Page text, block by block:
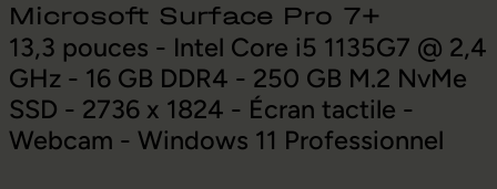
Microsoft Surface Pro 7+
13,3 pouces - Intel Core i5 1135G7 @ 2,4
GHz - 16 GB DDR4 - 250 GB M.2 NvMe
SSD - 2736 x 1824 - Écran tactile -
Webcam - Windows 11 Professionnel